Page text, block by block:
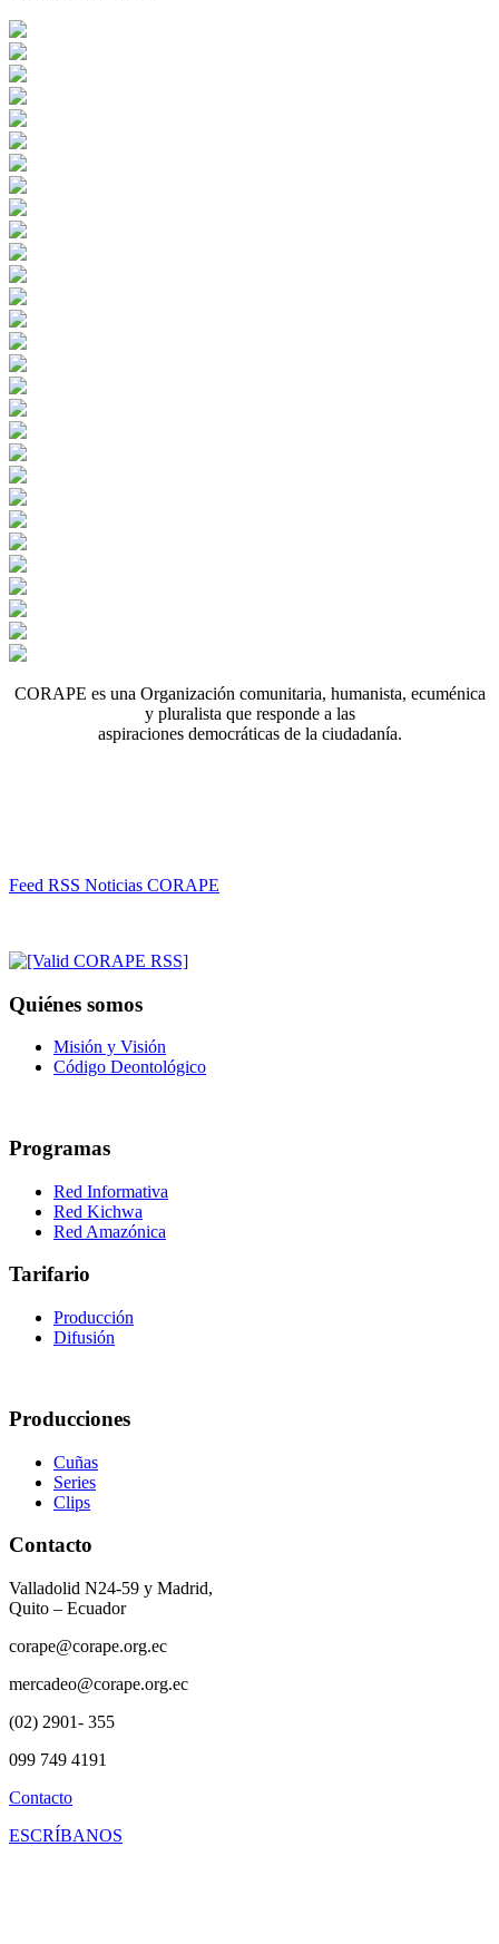
CORAPE es una Organización comunitaria, humanista, ecuménica
y pluralista que responde a las
aspiraciones democráticas de la ciudadanía.
Feed RSS Noticias CORAPE
Quiénes somos
Misión y Visión
Código Deontológico
Programas
Red Informativa
Red Kichwa
Red Amazónica
Tarifario
Producción
Difusión
Producciones
Cuñas
Series
Clips
Contacto
Valladolid N24-59 y Madrid,
Quito – Ecuador
corape@corape.org.ec
mercadeo@corape.org.ec
(02) 2901- 355
099 749 4191
Contacto
ESCRÍBANOS